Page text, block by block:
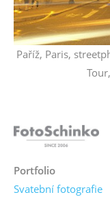
Paříž, Paris,
Portfolio
Svatební fotografie